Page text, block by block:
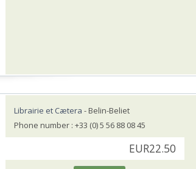
Librairie et Cætera - Belin-Beliet
Phone number : +33 (0) 5 56 88 08 45
EUR22.50